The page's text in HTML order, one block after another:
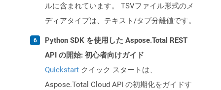
ルに含まれています。 TSVファイル形式のメ
ディアタイプは、テキスト/タブ分離値です。
Python SDK を使用した Aspose.Total REST
API の開始: 初心者向けガイド
Quickstart クイック スタートは、
Aspose.Total Cloud API の初期化をガイドす